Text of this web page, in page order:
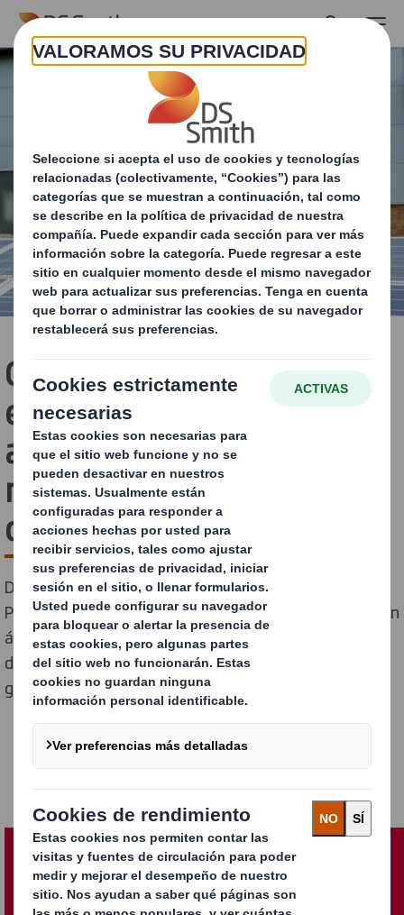
Skip to main content
CDP reconoce a DS Smith
en la ‘Lista A’ por su
actuación ambiental en
materia de cambio
climático
DS Smith ha sido reconocida por Carbon Disclosure
Project (CDP), organización de divulgación ambiental sin
ánimo de lucro, por su transparencia corporativa y
desempeño en materia de cambio climático,
garantizando un lugar en su ‘Lista A’ anual.